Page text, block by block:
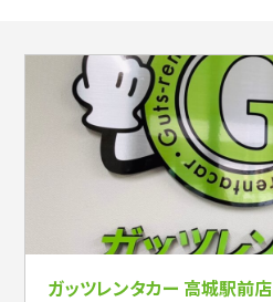
ガッツレンタカー 高城駅前店